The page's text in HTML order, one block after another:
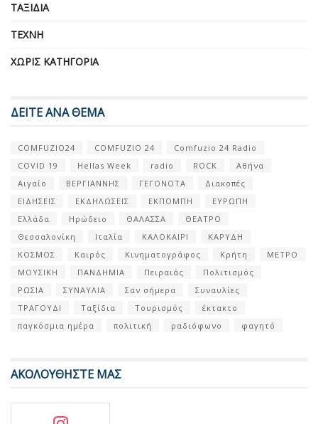
ΤΑΞΊΔΙΑ
ΤΈΧΝΗ
ΧΩΡΊΣ ΚΑΤΗΓΟΡΊΑ
ΔΕΙΤΕ ΑΝΑ ΘΕΜΑ
COMFUZIO24 COMFUZIO 24
Comfuzio 24 Radio
COVID 19
Hellas Week radio ROCK
Αθήνα
Αιγαίο
ΒΕΡΓΙΑΝΝΗΣ ΓΕΓΟΝΟΤΑ
Διακοπές
ΕΙΔΗΣΕΙΣ
ΕΚΔΗΛΩΣΕΙΣ ΕΚΠΟΜΠΗ
ΕΥΡΩΠΗ
Ελλάδα
Ηρώδειο ΘΑΛΑΣΣΑ
ΘΕΑΤΡΟ
Θεσσαλονίκη
Ιταλία ΚΑΛΟΚΑΙΡΙ
ΚΑΡΥΔΗ
ΚΟΣΜΟΣ
Καιρός Κινηματογράφος Κρήτη
ΜΕΤΡΟ
ΜΟΥΣΙΚΗ
ΠΑΝΔΗΜΙΑ Πειραιάς
Πολιτισμός
ΡΩΣΙΑ
ΣΥΝΑΥΛΙΑ Σαν σήμερα
Συναυλίες
ΤΡΑΓΟΥΔΙ
Ταξίδια Τουρισμός
έκτακτο
παγκόσμια ημέρα
πολιτική ραδιόφωνο φαγητό
ΑΚΟΛΟΥΘΗΣΤΕ ΜΑΣ